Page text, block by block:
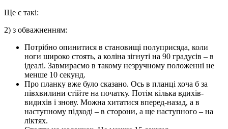
Ще є такі:
2) з обважненням:
Потрібно опинитися в становищі полуприсяда, коли
ноги широко стоять, а коліна зігнуті на 90 градусів – в
ідеалі. Завмираємо в такому незручному положенні не
менше 10 секунд.
Про планку вже було сказано. Ось в планці хоча б за
півхвилини стійте на початку. Потім кілька вдихів-
видихів і знову. Можна хитатися вперед-назад, а в
наступному підході – в сторони, а ще наступного – на
ліктях.